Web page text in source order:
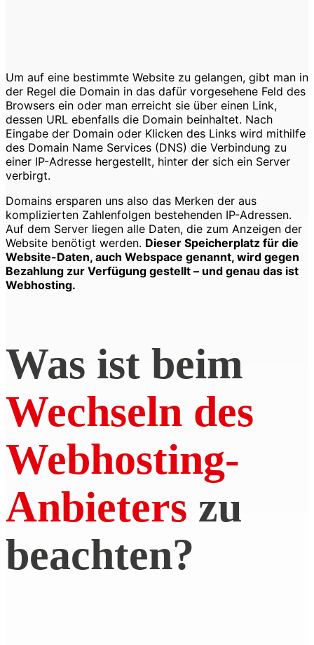
Um auf eine bestimmte Website zu gelangen, gibt man in
der Regel die Domain in das dafür vorgesehene Feld des
Browsers ein oder man erreicht sie über einen Link,
dessen URL ebenfalls die Domain beinhaltet. Nach
Eingabe der Domain oder Klicken des Links wird mithilfe
des Domain Name Services (DNS) die Verbindung zu
einer IP-Adresse hergestellt, hinter der sich ein Server
verbirgt.
Domains ersparen uns also das Merken der aus
komplizierten Zahlenfolgen bestehenden IP-Adressen.
Auf dem Server liegen alle Daten, die zum Anzeigen der
Website benötigt werden. Dieser Speicherplatz für die
Website-Daten, auch Webspace genannt, wird gegen
Bezahlung zur Verfügung gestellt – und genau das ist
Webhosting.
Was ist beim
Wechseln des
Webhosting-
Anbieters zu
beachten?